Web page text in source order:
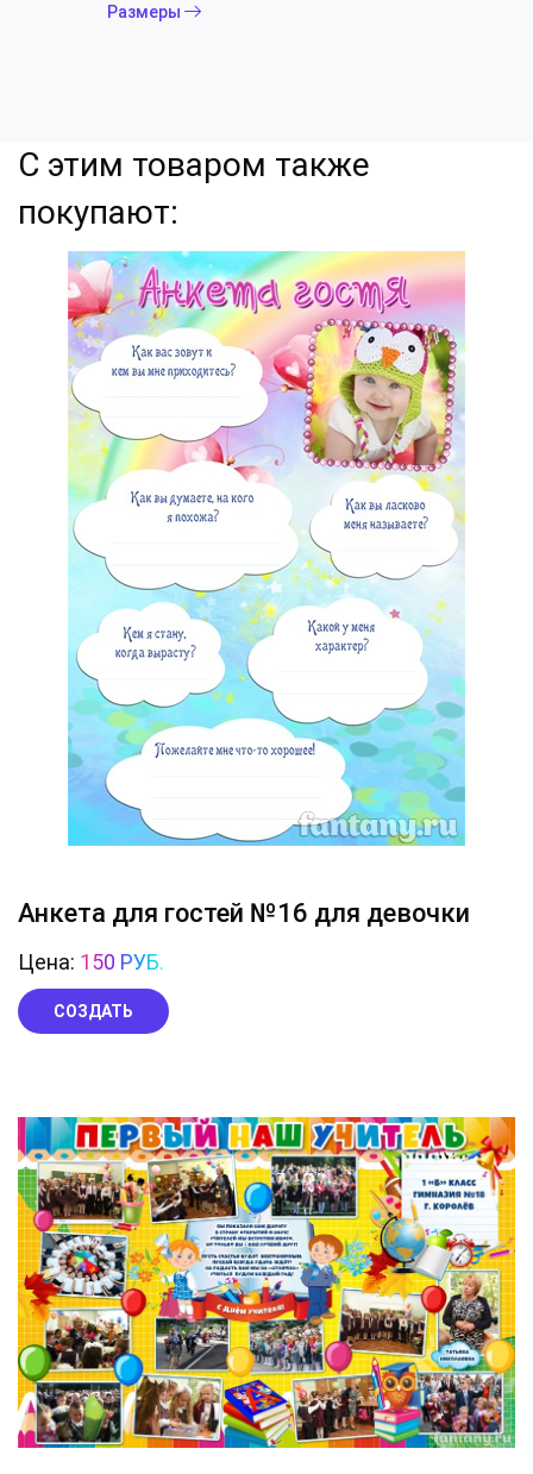
Размеры
С этим товаром также
покупают:
Анкета для гостей №16 для девочки
Цена: 150 РУБ.
СОЗДАТЬ